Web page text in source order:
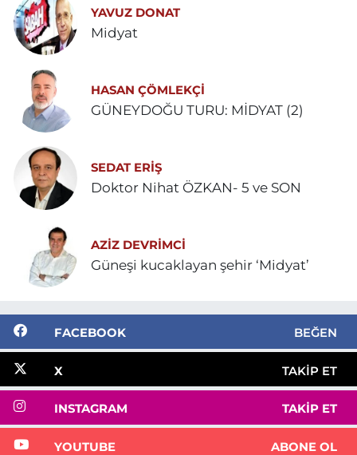
YAVUZ DONAT
Midyat
HASAN ÇÖMLEKÇİ
GÜNEYDOĞU TURU: MİDYAT (2)
SEDAT ERİŞ
Doktor Nihat ÖZKAN- 5 ve SON
AZIZ DEVRIMCI
Güneşi kucaklayan şehir ‘Midyat’
FACEBOOK BEĞEN
X TAKIP ET
INSTAGRAM TAKIP ET
YOUTUBE ABONE OL